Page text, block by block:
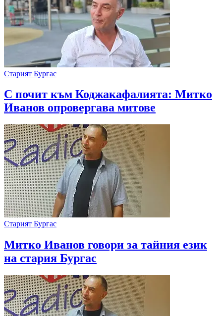
Старият Бургас
С почит към Коджакафалията: Митко
Иванов опровергава митове
Старият Бургас
Митко Иванов говори за тайния език
на стария Бургас